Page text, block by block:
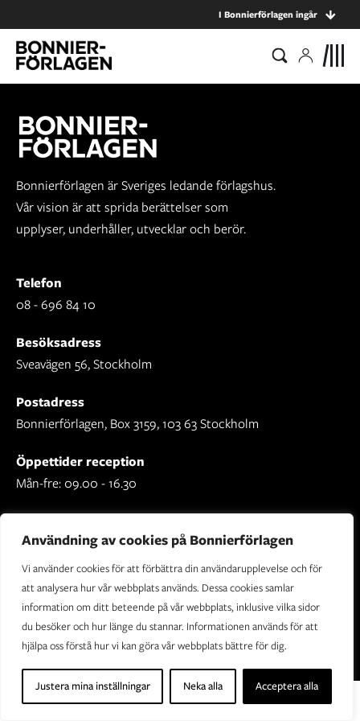
Användning av cookies på Bonnierförlagen
Vi använder cookies för att förbättra din användarupplevelse och för
att analysera hur vår webbplats används. Dessa cookies samlar
information om ditt beteende på vår webbplats, inklusive vilka sidor
du besöker och hur länge du stannar. Informationen används för att
hjälpa oss förstå hur vi kan göra vår webbplats bättre för dig.
Justera mina inställningar Neka alla Acceptera alla
I Bonnierförlagen ingår
Bonnierförlagen är Sveriges ledande förlagshus.
Vår vision är att sprida berättelser som
upplyser, underhåller, utvecklar och berör.
Telefon
08 - 696 84 10
Besöksadress
Sveavägen 56, Stockholm
Postadress
Bonnierförlagen, Box 3159, 103 63 Stockholm
Öppettider reception
Mån-fre: 09.00 - 16.30
Om Bonnierförlagen
Cookies
Integritetspolicy